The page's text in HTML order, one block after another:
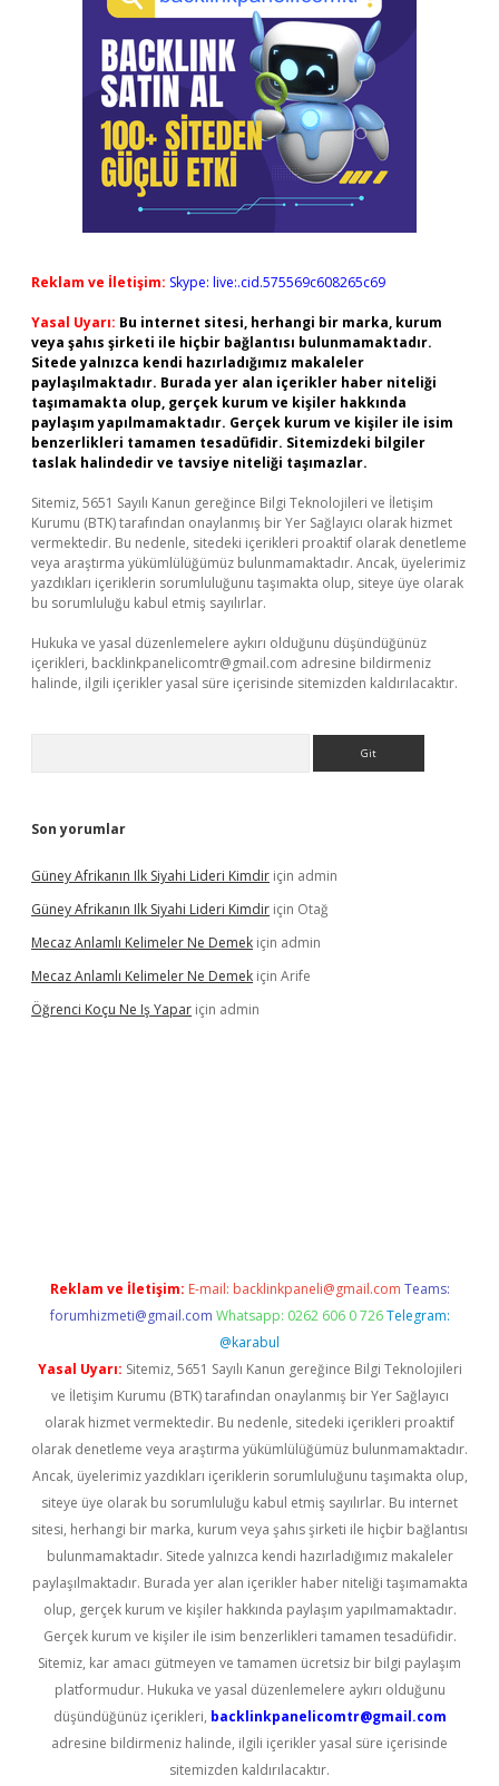
Reklam ve İletişim: Skype: live:.cid.575569c608265c69
Yasal Uyarı: Bu internet sitesi, herhangi bir marka, kurum
veya şahıs şirketi ile hiçbir bağlantısı bulunmamaktadır.
Sitede yalnızca kendi hazırladığımız makaleler
paylaşılmaktadır. Burada yer alan içerikler haber niteliği
taşımamakta olup, gerçek kurum ve kişiler hakkında
paylaşım yapılmamaktadır. Gerçek kurum ve kişiler ile isim
benzerlikleri tamamen tesadüfidir. Sitemizdeki bilgiler
taslak halindedir ve tavsiye niteliği taşımazlar.
Sitemiz, 5651 Sayılı Kanun gereğince Bilgi Teknolojileri ve İletişim
Kurumu (BTK) tarafından onaylanmış bir Yer Sağlayıcı olarak hizmet
vermektedir. Bu nedenle, sitedeki içerikleri proaktif olarak denetleme
veya araştırma yükümlülüğümüz bulunmamaktadır. Ancak, üyelerimiz
yazdıkları içeriklerin sorumluluğunu taşımakta olup, siteye üye olarak
bu sorumluluğu kabul etmiş sayılırlar.
Hukuka ve yasal düzenlemelere aykırı olduğunu düşündüğünüz
içerikleri, backlinkpanelicomtr@gmail.com adresine bildirmeniz
halinde, ilgili içerikler yasal süre içerisinde sitemizden kaldırılacaktır.
Son yorumlar
Güney Afrikanın Ilk Siyahi Lideri Kimdir için admin
Güney Afrikanın Ilk Siyahi Lideri Kimdir için Otağ
Mecaz Anlamlı Kelimeler Ne Demek için admin
Mecaz Anlamlı Kelimeler Ne Demek için Arife
Öğrenci Koçu Ne Iş Yapar için admin
Reklam ve İletişim: E-mail: backlinkpaneli@gmail.com Teams:
forumhizmeti@gmail.com Whatsapp: 0262 606 0 726 Telegram:
@karabul
Yasal Uyarı: Sitemiz, 5651 Sayılı Kanun gereğince Bilgi Teknolojileri
ve İletişim Kurumu (BTK) tarafından onaylanmış bir Yer Sağlayıcı
olarak hizmet vermektedir. Bu nedenle, sitedeki içerikleri proaktif
olarak denetleme veya araştırma yükümlülüğümüz bulunmamaktadır.
Ancak, üyelerimiz yazdıkları içeriklerin sorumluluğunu taşımakta olup,
siteye üye olarak bu sorumluluğu kabul etmiş sayılırlar. Bu internet
sitesi, herhangi bir marka, kurum veya şahıs şirketi ile hiçbir bağlantısı
bulunmamaktadır. Sitede yalnızca kendi hazırladığımız makaleler
paylaşılmaktadır. Burada yer alan içerikler haber niteliği taşımamakta
olup, gerçek kurum ve kişiler hakkında paylaşım yapılmamaktadır.
Gerçek kurum ve kişiler ile isim benzerlikleri tamamen tesadüfidir.
Sitemiz, kar amacı gütmeyen ve tamamen ücretsiz bir bilgi paylaşım
platformudur. Hukuka ve yasal düzenlemelere aykırı olduğunu
düşündüğünüz içerikleri, backlinkpanelicomtr@gmail.com
adresine bildirmeniz halinde, ilgili içerikler yasal süre içerisinde
sitemizden kaldırılacaktır.